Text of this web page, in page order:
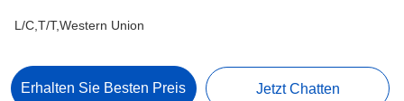
L/C,T/T,Western Union
Erhalten Sie Besten Preis Jetzt Chatten